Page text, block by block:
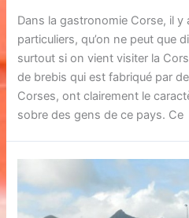
Dans la gastronomie Corse, il y
particuliers, qu’on ne peut que
surtout si on vient visiter la
de brebis qui est fabriqué par
Corses, ont clairement le
sobre des gens de ce pays. Ce